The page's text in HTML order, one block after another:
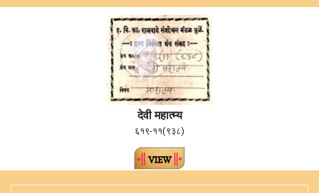
देवी महात्म्य
६१९-११(९३८)